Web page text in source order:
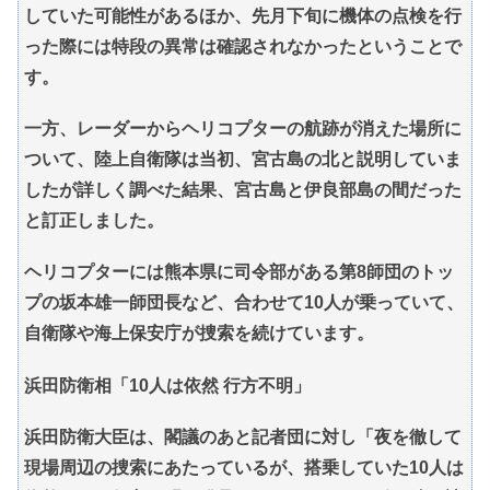
していた可能性があるほか、先月下旬に機体の点検を行
った際には特段の異常は確認されなかったということで
す。
一方、レーダーからヘリコプターの航跡が消えた場所に
ついて、陸上自衛隊は当初、宮古島の北と説明していま
したが詳しく調べた結果、宮古島と伊良部島の間だった
と訂正しました。
ヘリコプターには熊本県に司令部がある第8師団のトッ
プの坂本雄一師団長など、合わせて10人が乗っていて、
自衛隊や海上保安庁が捜索を続けています。
浜田防衛相「10人は依然 行方不明」
浜田防衛大臣は、閣議のあと記者団に対し「夜を徹して
現場周辺の捜索にあたっているが、搭乗していた10人は